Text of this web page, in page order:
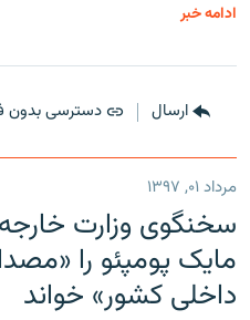
ادامه خبر
ارسال دسترسی بدون
مرداد ۰۱, ۱۳۹۷
سخنگوی وزارت
مایک پومپئو را
داخلی کشور» خواند